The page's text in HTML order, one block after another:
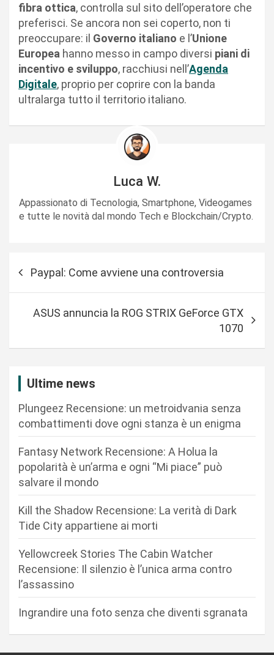
fibra ottica, controlla sul sito dell’operatore che
preferisci. Se ancora non sei coperto, non ti
preoccupare: il Governo italiano e l’Unione
Europea hanno messo in campo diversi piani di
incentivo e sviluppo, racchiusi nell’Agenda
Digitale, proprio per coprire con la banda
ultralarga tutto il territorio italiano.
Luca W.
Appassionato di Tecnologia, Smartphone, Videogames
e tutte le novità dal mondo Tech e Blockchain/Crypto.
Paypal: Come avviene una controversia
ASUS annuncia la ROG STRIX GeForce GTX
1070
Ultime news
Plungeez Recensione: un metroidvania senza
combattimenti dove ogni stanza è un enigma
Fantasy Network Recensione: A Holua la
popolarità è un’arma e ogni “Mi piace” può
salvare il mondo
Kill the Shadow Recensione: La verità di Dark
Tide City appartiene ai morti
Yellowcreek Stories The Cabin Watcher
Recensione: Il silenzio è l’unica arma contro
l’assassino
Ingrandire una foto senza che diventi sgranata